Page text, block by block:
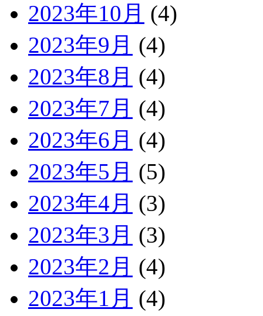
2023年10月 (4)
2023年9月 (4)
2023年8月 (4)
2023年7月 (4)
2023年6月 (4)
2023年5月 (5)
2023年4月 (3)
2023年3月 (3)
2023年2月 (4)
2023年1月 (4)